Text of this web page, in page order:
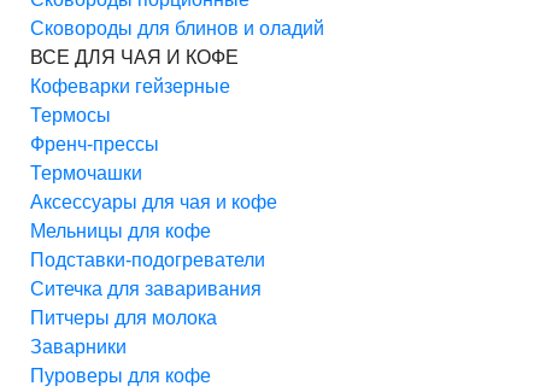
Сковороды для блинов и оладий
ВСЕ ДЛЯ ЧАЯ И КОФЕ
Кофеварки гейзерные
Термосы
Френч-прессы
Термочашки
Аксессуары для чая и кофе
Мельницы для кофе
Подставки-подогреватели
Ситечка для заваривания
Питчеры для молока
Заварники
Пуроверы для кофе